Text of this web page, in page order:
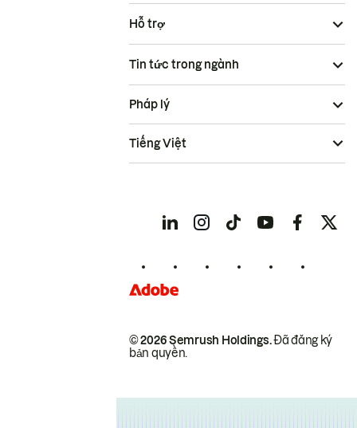
Hỗ trợ
Tin tức trong ngành
© 2026 Semrush Holdings.Đã đăng ký
bản quyền.
Pháp lý
Tiếng Việt